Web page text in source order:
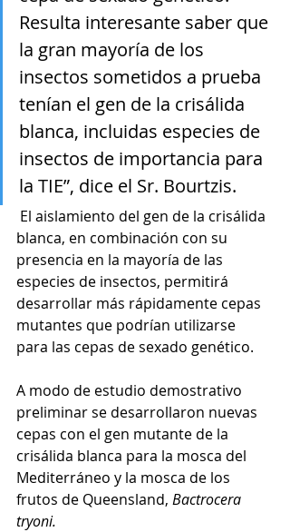
Resulta interesante saber que
la gran mayoría de los
insectos sometidos a prueba
tenían el gen de la crisálida
blanca, incluidas especies de
insectos de importancia para
la TIE”, dice el Sr. Bourtzis.
blanca, en combinación con su
presencia en la mayoría de las
especies de insectos, permitirá
desarrollar más rápidamente cepas
mutantes que podrían utilizarse
para las cepas de sexado genético.
A modo de estudio demostrativo
preliminar se desarrollaron nuevas
cepas con el gen mutante de la
crisálida blanca para la mosca del
Mediterráneo y la mosca de los
frutos de Queensland, Bactrocera
tryoni.